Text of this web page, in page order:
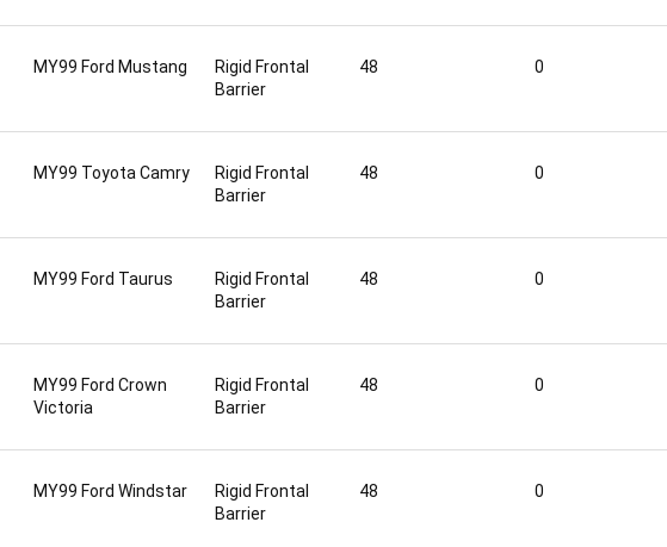
MY99 Ford Mustang
Rigid Frontal
Barrier
48 0
MY99 Toyota Camry
Rigid Frontal
Barrier
48 0
MY99 Ford Taurus
Rigid Frontal
Barrier
48 0
MY99 Ford Crown
Victoria
Rigid Frontal
Barrier
48 0
MY99 Ford Windstar
Rigid Frontal
Barrier
48 0